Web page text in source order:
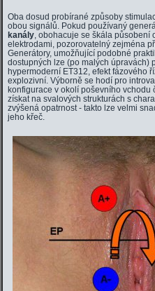
Oba dosud probírané způsoby
obou signálů. Pokud používaný
kanály, obohacuje se škála působení
elektrodami, pozorovatelný zejména
Generátory, umožňující podobné
dostupných lze (po malých úpravách)
hypermoderní ET312, efekt fázového
explozivní. Výborně se hodí pro
konfigurace v okolí poševního vchodu
získat na svalových strukturách s
zvýšená opatrnost - takto lze velmi
jeho křeč.